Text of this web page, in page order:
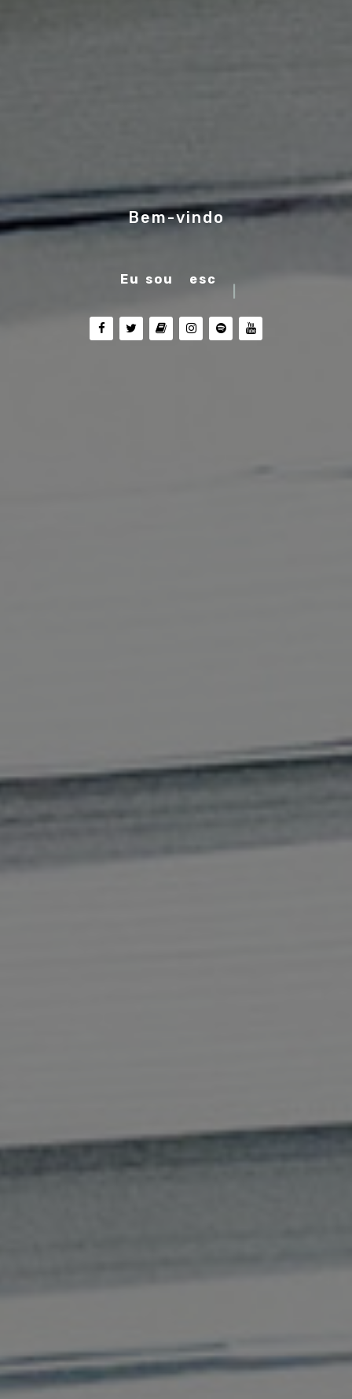
Bem-vindo
Eu sou
músico